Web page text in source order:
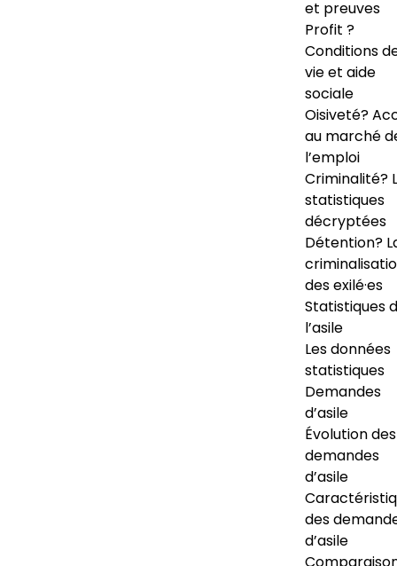
et preuves
Profit ?
Conditions
vie et aide
sociale
Oisiveté?
au marché
l’emploi
Criminalité?
statistiques
décryptées
Détention?
des exilé·es
Statistiques
l’asile
Les données
statistiques
Demandes
d’asile
Évolution des
demandes
d’asile
des
d’asile